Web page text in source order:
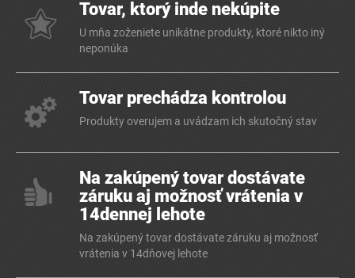
Tovar, ktorý inde nekúpite
U mňa zoženiete unikátne produkty, ktoré nikto iný
neponúka
Tovar prechádza kontrolou
Produkty overujem a uvádzam ich skutočný stav
Na zakúpený tovar dostávate
záruku aj možnosť vrátenia v
14dennej lehote
Na zakúpený tovar dostávate záruku aj možnosť
vrátenia v 14dňovej lehote